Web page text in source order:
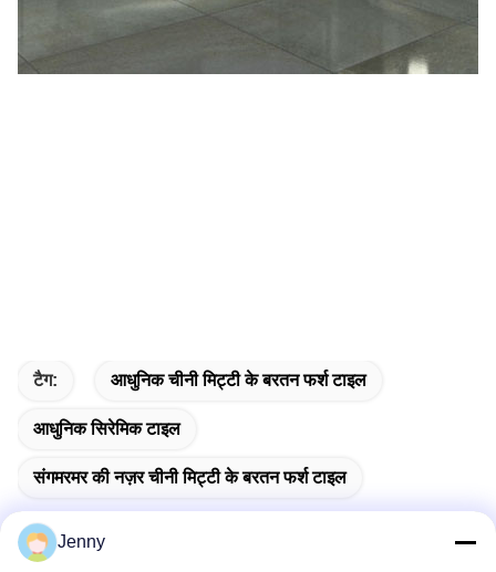
टैग: आधुनिक चीनी मिट्टी के बरतन फर्श टाइल
आधुनिक सिरेमिक टाइल
संगमरमर की नज़र चीनी मिट्टी के बरतन फर्श टाइल
Jenny